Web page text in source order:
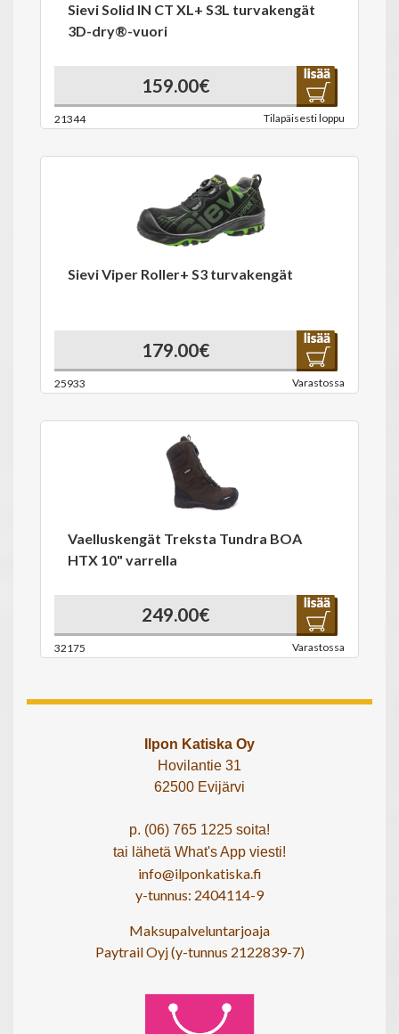
Sievi Solid IN CT XL+ S3L turvakengät
3D-dry®-vuori
159.00€
21344 Tilapäisesti loppu
Sievi Viper Roller+ S3 turvakengät
179.00€
25933 Varastossa
Vaelluskengät Treksta Tundra BOA
HTX 10" varrella
249.00€
32175 Varastossa
Ilpon Katiska Oy
Hovilantie 31
62500 Evijärvi
p. (06) 765 1225 soita!
tai lähetä What's App viesti!
info@ilponkatiska.fi
y-tunnus: 2404114-9
Maksupalveluntarjoaja
Paytrail Oyj (y-tunnus 2122839-7)